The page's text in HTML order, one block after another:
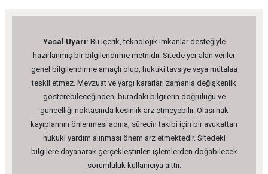
Yasal Uyarı: Bu içerik, teknolojik imkanlar desteğiyle
hazırlanmış bir bilgilendirme metnidir. Sitede yer alan veriler
genel bilgilendirme amaçlı olup, hukuki tavsiye veya mütalaa
teşkil etmez. Mevzuat ve yargı kararları zamanla değişkenlik
gösterebileceğinden, buradaki bilgilerin doğruluğu ve
güncelliği noktasında kesinlik arz etmeyebilir. Olası hak
kayıplarının önlenmesi adına, sürecin takibi için bir avukattan
hukuki yardım alınması önem arz etmektedir. Sitedeki
bilgilere dayanarak gerçekleştirilen işlemlerden doğabilecek
sorumluluk kullanıcıya aittir.